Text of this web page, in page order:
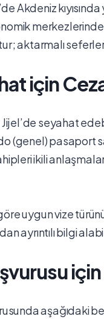
Akdeniz
aktarmalı
için
Jijel’de seyahat
(genel) pasaport
ikili
uygun vize
ayrıntılı bilgi
aşağıdaki